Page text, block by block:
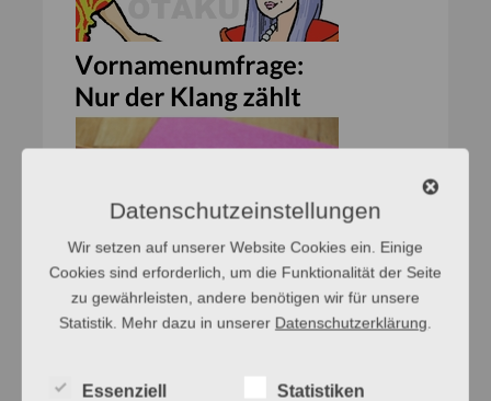
Datenschutzeinstellungen
Wir setzen auf unserer Website Cookies ein. Einige
Cookies sind erforderlich, um die Funktionalität der Seite
zu gewährleisten, andere benötigen wir für unsere
Statistik. Mehr dazu in unserer Datenschutzerklärung
Essenziell Statistiken